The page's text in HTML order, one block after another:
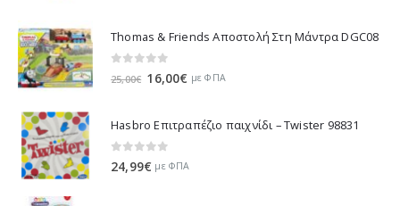
Thomas & Friends Αποστολή Στη Μάντρα DGC08
out of 5
25,00€ Original
25,00€.
16,00€ Η
είναι:
με ΦΠΑ
Hasbro Επιτραπέζιο παιχνίδι – Twister 98831
24,99€ με ΦΠΑ